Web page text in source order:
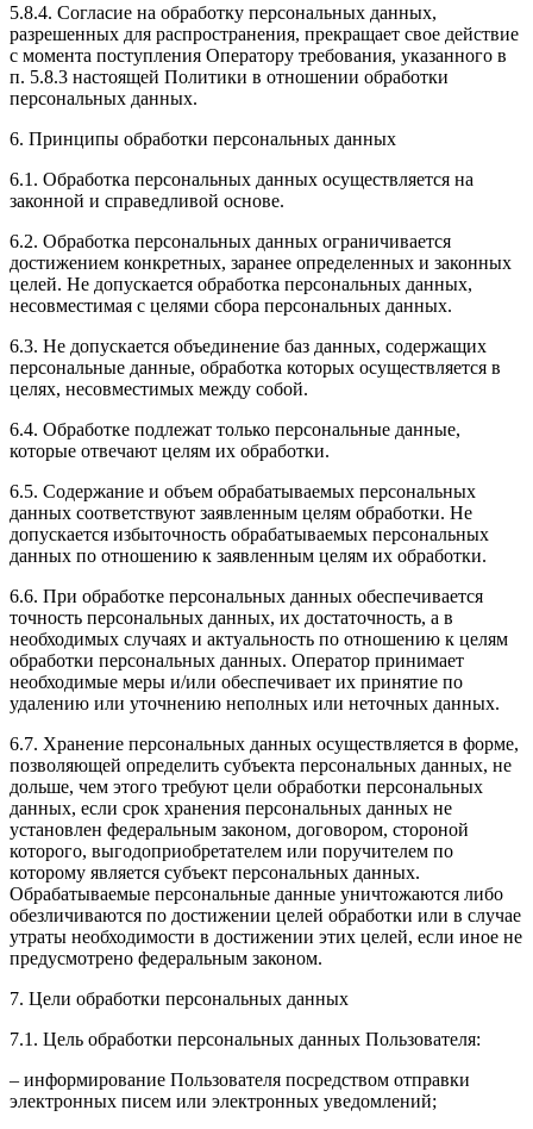
5.8.4. Согласие на обработку персональных данных,
разрешенных для распространения, прекращает свое действие
с момента поступления Оператору требования, указанного в
п. 5.8.3 настоящей Политики в отношении обработки
персональных данных.
6. Принципы обработки персональных данных
6.1. Обработка персональных данных осуществляется на
законной и справедливой основе.
6.2. Обработка персональных данных ограничивается
достижением конкретных, заранее определенных и законных
целей. Не допускается обработка персональных данных,
несовместимая с целями сбора персональных данных.
6.3. Не допускается объединение баз данных, содержащих
персональные данные, обработка которых осуществляется в
целях, несовместимых между собой.
6.4. Обработке подлежат только персональные данные,
которые отвечают целям их обработки.
6.5. Содержание и объем обрабатываемых персональных
данных соответствуют заявленным целям обработки. Не
допускается избыточность обрабатываемых персональных
данных по отношению к заявленным целям их обработки.
6.6. При обработке персональных данных обеспечивается
точность персональных данных, их достаточность, а в
необходимых случаях и актуальность по отношению к целям
обработки персональных данных. Оператор принимает
необходимые меры и/или обеспечивает их принятие по
удалению или уточнению неполных или неточных данных.
6.7. Хранение персональных данных осуществляется в форме,
позволяющей определить субъекта персональных данных, не
дольше, чем этого требуют цели обработки персональных
данных, если срок хранения персональных данных не
установлен федеральным законом, договором, стороной
которого, выгодоприобретателем или поручителем по
которому является субъект персональных данных.
Обрабатываемые персональные данные уничтожаются либо
обезличиваются по достижении целей обработки или в случае
утраты необходимости в достижении этих целей, если иное не
предусмотрено федеральным законом.
7. Цели обработки персональных данных
7.1. Цель обработки персональных данных Пользователя:
– информирование Пользователя посредством отправки
электронных писем или электронных уведомлений;